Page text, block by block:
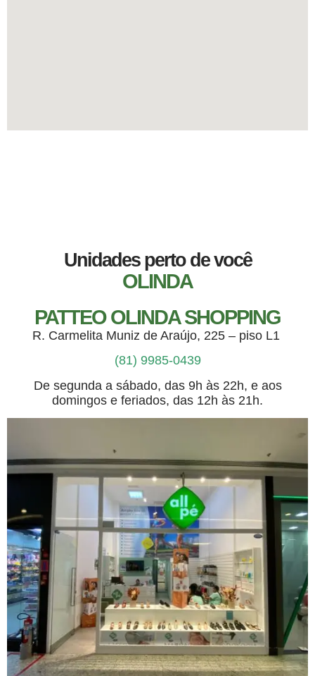
Unidades perto de você
OLINDA
PATTEO OLINDA SHOPPING
R. Carmelita Muniz de Araújo, 225 – piso L1
(81) 9985-0439
De segunda a sábado, das 9h às 22h, e aos
domingos e feriados, das 12h às 21h.